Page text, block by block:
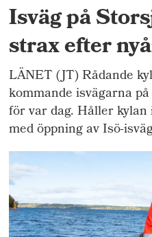
Isväg på
strax efter
LÄNET (JT) Rådande
kommande isvägarna
för var dag. Håller
med öppning av Isö-